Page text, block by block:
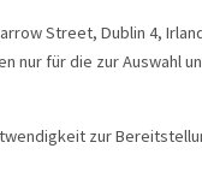
Street, Dublin 4,
für die zur Auswahl
zur